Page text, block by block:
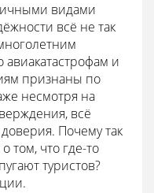
видами
всё не так
и
признаны по
несмотря на
всё
Почему так
том, что где-то
туристов?